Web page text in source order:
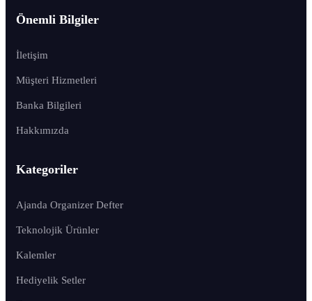
Önemli Bilgiler
İletişim
Müşteri Hizmetleri
Banka Bilgileri
Hakkımızda
Kategoriler
Ajanda Organizer Defter
Teknolojik Ürünler
Kalemler
Hediyelik Setler